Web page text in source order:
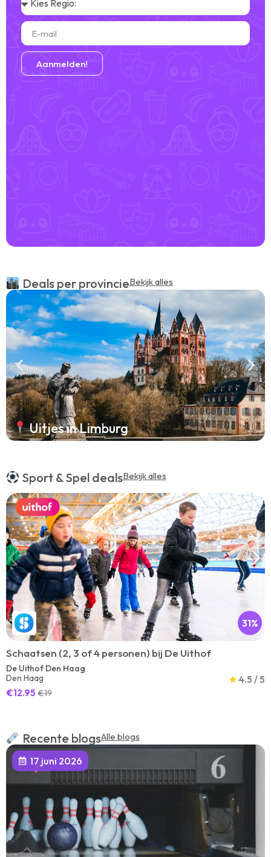
Aanmelden!
Deals per provincieBekijk alles
Uitjes in Limburg
Sport & Spel dealsBekijk alles
31%
Schaatsen (2, 3 of 4 personen) bij De Uithof
De Uithof Den Haag
Den Haag
★ 4.5 / 5
€12.95 €19
Recente blogsAlle blogs
17 juni 2026